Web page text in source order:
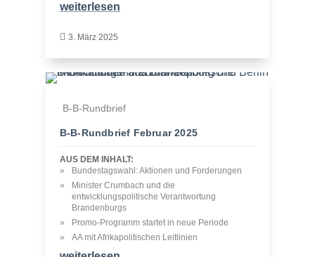
weiterlesen
 3. März 2025
B-B-Rundbrief
B‑B-Rundbrief Februar 2025
AUS DEM INHALT:
Bundestagswahl: Aktionen und Forderungen
Minister Crumbach und die
entwicklungspolitische Verantwortung
Brandenburgs
Promo-Programm startet in neue Periode
AA mit Afrikapolitischen Leitlinien